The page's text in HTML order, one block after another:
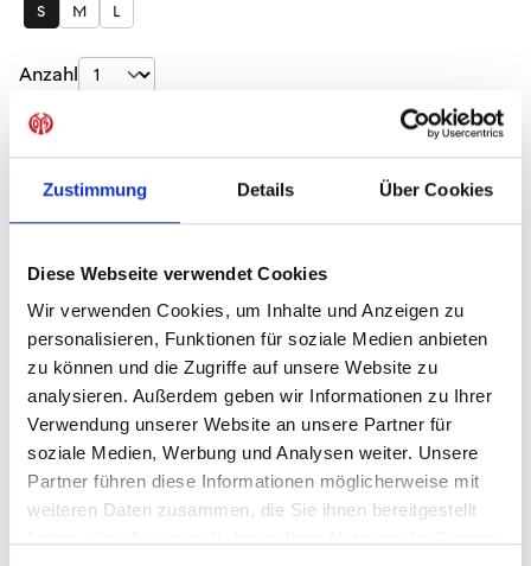
Zustimmung Details Über Cookies
Diese Webseite verwendet Cookies
Wir verwenden Cookies, um Inhalte und Anzeigen zu
personalisieren, Funktionen für soziale Medien anbieten
zu können und die Zugriffe auf unsere Website zu
analysieren. Außerdem geben wir Informationen zu Ihrer
Verwendung unserer Website an unsere Partner für
soziale Medien, Werbung und Analysen weiter. Unsere
Partner führen diese Informationen möglicherweise mit
weiteren Daten zusammen, die Sie ihnen bereitgestellt
S M L
Produkt Anzahl: Gib den gewünschten
Anzahl
Sofort verfügbar, Lieferzeit: 1-2 Wochen
Produktdetails
ÄHNLICHE PRODUKTE